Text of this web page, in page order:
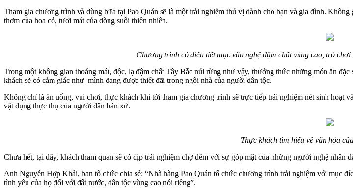
Tham gia chương trình và dùng bữa tại Pao Quán sẽ là một trải nghiệm thú vị dành cho bạn và gia đình.
thơm của hoa cỏ, tươi mát của dòng suối thiên nhiên.
Chương trình có diễn tiết mục văn nghệ đậm chất vùng cao, trò
Trong một không gian thoáng mát, độc, lạ đậm chất Tây Bắc núi rừng như vậy, thưởng thức những món ăn
khách sẽ có cảm giác như mình đang được thiết đãi trong ngôi nhà của người dân tộc.
Không chỉ là ăn uống, vui chơi, thực khách khi tới tham gia chương trình sẽ trực tiếp trải nghiệm nét sinh hoạt
vật dụng thực thụ của người dân bản xứ.
Thực khách tìm hiểu về văn hóa
Chưa hết, tại đây, khách tham quan sẽ có dịp trải nghiệm chợ đêm với sự góp mặt của những người nghệ
Anh Nguyễn Hợp Khải, ban tổ chức chia sẻ: “Nhà hàng Pao Quán tổ chức chương trình trải nghiệm với mục
tình yêu của họ đối với đất nước, dân tộc vùng cao nói riêng”.